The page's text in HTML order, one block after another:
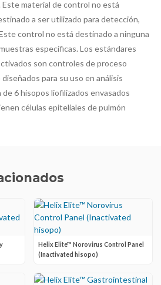
material de control no está
a ser utilizado para detección,
control no está destinado a ninguna
específicas. Los estándares
son controles de proceso
para su uso en análisis
6 hisopos liofilizados envasados
células epiteliales de pulmón
Helix Elite™ Norovirus Control Panel
(Inactivated hisopo)